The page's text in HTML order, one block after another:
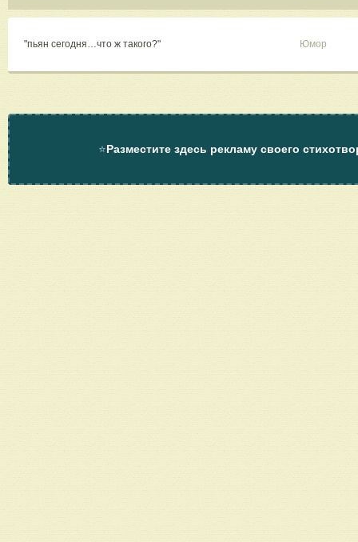
"пьян сегодня…что ж такого?" Юмор
⭐Разместите здесь рекламу своего